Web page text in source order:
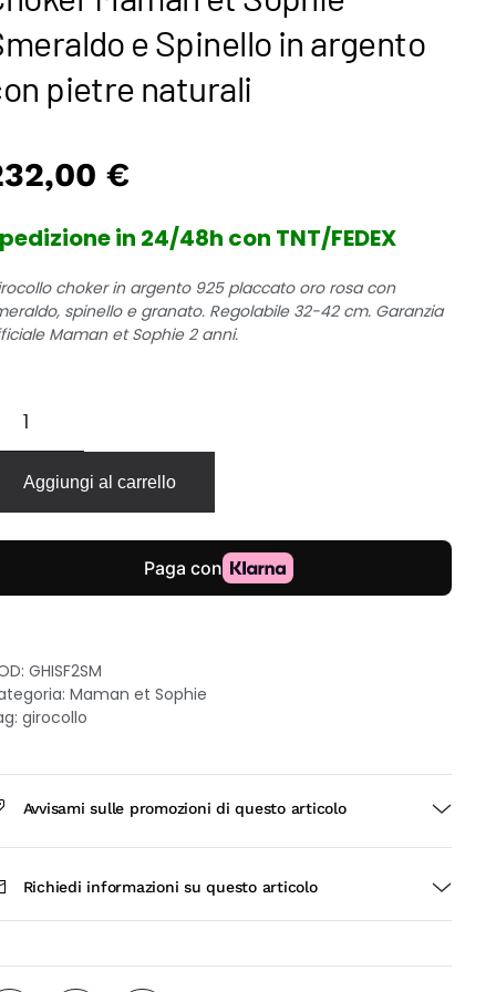
e Spinello in argento
pietre naturali
€
in 24/48h con TNT/FEDEX
choker in argento 925 placcato oro rosa con
spinello e granato. Regolabile 32-42 cm. Garanzia
Maman et Sophie 2 anni.
Aggiungi al carrello
GHISF2SM
Maman et Sophie
girocollo
Avvisami sulle promozioni di questo articolo
Richiedi informazioni su questo articolo